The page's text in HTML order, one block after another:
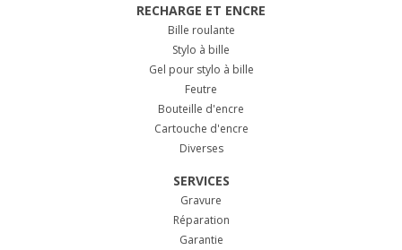
RECHARGE ET ENCRE
Bille roulante
Stylo à bille
Gel pour stylo à bille
Feutre
Bouteille d'encre
Cartouche d'encre
Diverses
SERVICES
Gravure
Réparation
Garantie